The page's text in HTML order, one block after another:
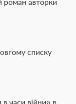
роман авторки
списку
в часи війни» в